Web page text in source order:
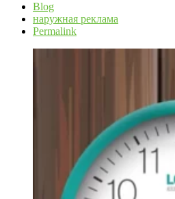
Blog
наружная реклама
Permalink